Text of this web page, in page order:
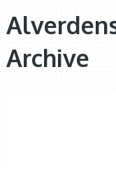
Archive